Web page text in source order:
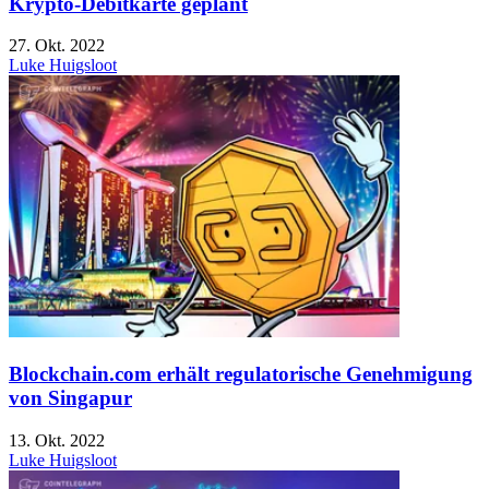
27. Okt. 2022
Luke Huigsloot
Blockchain.com erhält regulatorische Genehmigung
von Singapur
13. Okt. 2022
Luke Huigsloot